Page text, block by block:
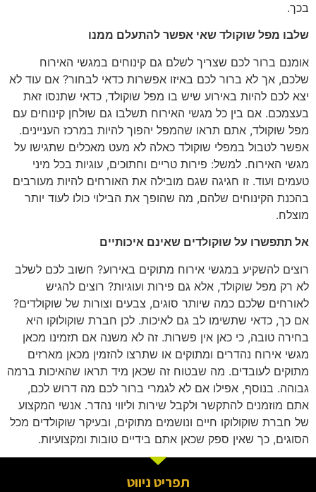
בכך.
שלבו מפל שוקולד שאי אפשר להתעלם ממנו
אומנם ברור לכם שצריך לשלם גם קינוחים במגשי האירוח
שלכם, אך לא ברור לכם באיזו אפשרות כדאי לבחור? אם עוד לא
יצא לכם להיות באירוע שיש בו מפל שוקולד, כדאי שתנסו זאת
בעצמכם. אם בין כל מגשי האירוח תשלבו גם שולחן קינוחים עם
מפל שוקולד, אתם תראו שהמפל יהפוך להיות במרכז העניינים.
אפשר לטבול במפלי שוקולד כאלה לא מעט מאכלים שתגישו על
מגשי האירוח. למשל: פירות טריים וחתוכים, עוגיות בכל מיני
טעמים ועוד. זו חגיגה שגם מובילה את האורחים להיות מעורבים
בהכנת הקינוחים שלהם, מה שהופך את הבילוי כולו לעוד יותר
מוצלח.
אל תתפשרו על שוקולדים שאינם איכותיים
רוצים להשקיע במגשי אירוח מתוקים באירוע? חשוב לכם לשלב
לא רק מפל שוקולד, אלא גם פירות ועוגיות? רוצים להגיש
לאורחים שלכם כמה שיותר סוגים, צבעים וצורות של שוקולדים?
אם כך, כדאי שתשימו לב גם לאיכות. לכן חברת שוקולוקו היא
בחירה טובה, כי כאן אין פשרות. זה לא משנה אם תזמינו מכאן
מגשי אירוח נהדרים ומתוקים או שתרצו להזמין מכאן מארזים
מתוקים לעובדים. מה שבטוח זה שכאן מיד תראו שהאיכות ברמה
גבוהה. בנוסף, אפילו אם לא לגמרי ברור לכם מה דרוש לכם,
אתם מוזמנים להתקשר ולקבל שירות וליווי נהדר. אנשי המקצוע
של חברת שוקולוקו חיים ונושמים מתוקים, ובעיקר שוקולדים מכל
הסוגים, כך שאין ספק שכאן אתם בידיים טובות ומקצועיות.
תפריט ניווט